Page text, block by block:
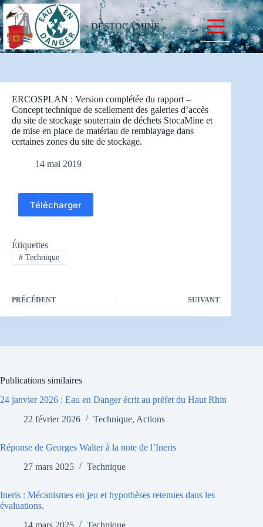
Passer
au
contenu
DESTOCAMINE
ERCOSPLAN : Version complétée du rapport –
Concept technique de scellement des galeries d’accès
du site de stockage souterrain de déchets StocaMine et
de mise en place de matériau de remblayage dans
certaines zones du site de stockage.
14 mai 2019
Télécharger
Étiquettes
#Technique
PRÉCÉDENT SUIVANT
Publications similaires
24 janvier 2026 : Eau en Danger écrit au préfet du Haut Rhin
22 février 2026
Technique, Actions
Réponse de Georges Walter à la note de l’Ineris
27 mars 2025
Technique
Ineris : Mécanismes en jeu et hypothèses retenues dans les
évaluations.
14 mars 2025
Technique